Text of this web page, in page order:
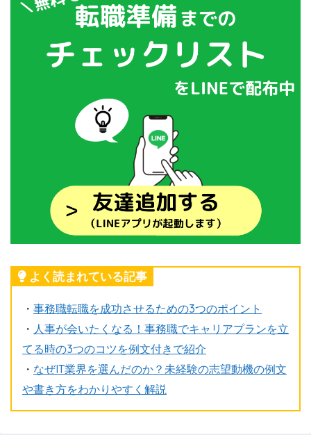
よく読まれている記事
・ 事務職転職を成功させるための3つのポイント
・ 人事が会いたくなる！事務職でキャリアプランを立
てる時の3つのコツを例文付きで紹介
・ なぜIT業界を選んだのか？未経験の志望動機の例文
や書き方をわかりやすく解説